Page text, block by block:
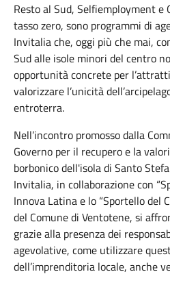
Resto al Sud, Selfiemployment
tasso zero, sono programmi di
Invitalia che, oggi più che mai,
Sud alle isole minori del centro
opportunità concrete per
valorizzare l’unicità
entroterra.
Nell’incontro promosso dalla
Governo per il recupero e la
borbonico dell'isola di Santo
Invitalia, in collaborazione con
Innova Latina e lo “Sportello del
del Comune di Ventotene, si
grazie alla presenza dei
agevolative, come utilizzare
dell’imprenditoria locale, anche